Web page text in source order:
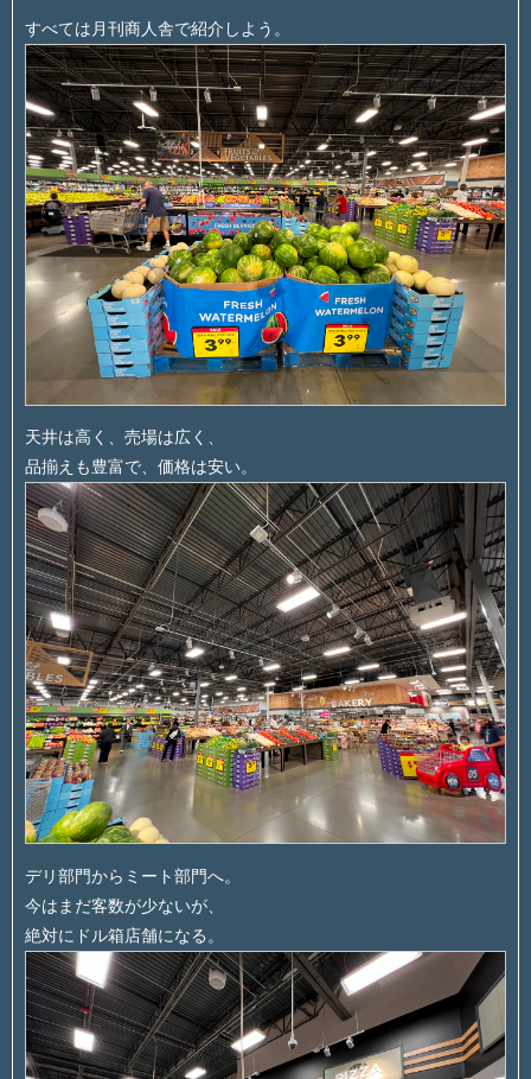
すべては月刊商人舎で紹介しよう。
天井は高く、売場は広く、
品揃えも豊富で、価格は安い。
デリ部門からミート部門へ。
今はまだ客数が少ないが、
絶対にドル箱店舗になる。